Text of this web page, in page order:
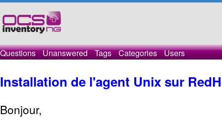
Questions Unanswered Tags Categories Users
Installation de l'agent Unix sur
Bonjour,